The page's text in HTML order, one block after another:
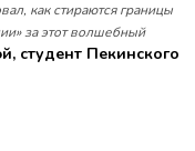
как стираются границы
за этот волшебный
студент Пекинского